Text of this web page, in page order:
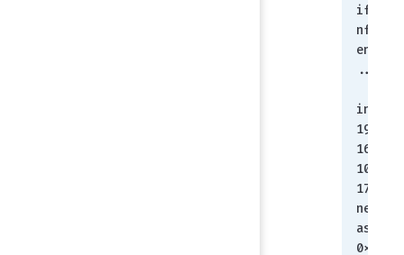
ifco
nfig
en7
...
inet
192.
168.
100.
177
netm
ask
0xff